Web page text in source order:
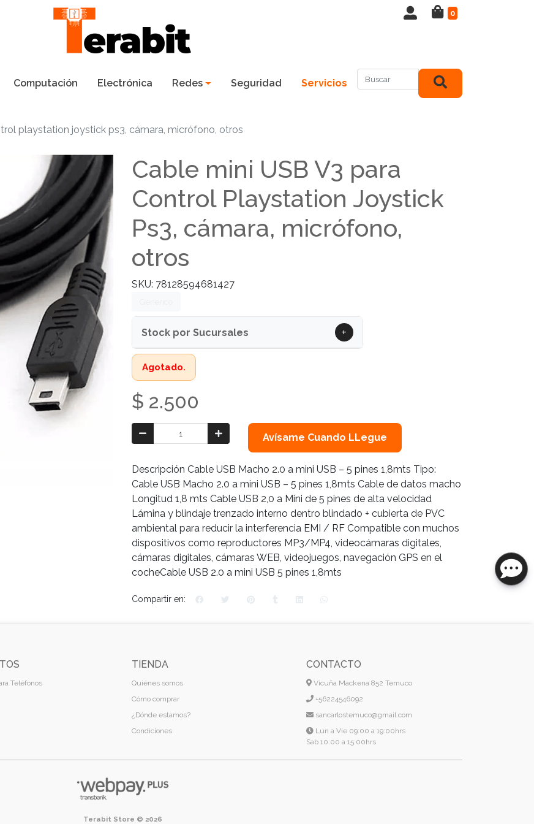
0
Computación Electrónica Redes Seguridad Servicios
playstation joystick ps3, cámara, micrófono, otros
Cable mini USB V3 para
Control Playstation Joystick
Ps3, cámara, micrófono,
otros
SKU: 78128594681427
Stock por Sucursales +
Agotado.
$ 2.500
Avísame Cuando LLegue
Descripción Cable USB Macho 2.0 a mini USB – 5 pines 1,8mts Tipo:
Cable USB Macho 2.0 a mini USB – 5 pines 1,8mts Cable de datos macho
Longitud 1,8 mts Cable USB 2,0 a Mini de 5 pines de alta velocidad
Lámina y blindaje trenzado interno dentro blindado + cubierta de PVC
ambiental para reducir la interferencia EMI / RF Compatible con muchos
dispositivos como reproductores MP3/MP4, videocámaras digitales,
cámaras digitales, cámaras WEB, videojuegos, navegación GPS en el
cocheCable USB 2.0 a mini USB 5 pines 1,8mts
Compartir en:
Teléfonos
TIENDA
Quiénes somos
Cómo comprar
¿Dónde estamos?
Condiciones
CONTACTO
Vicuña Mackena 852 Temuco
+56224546092
sancarlostemuco@gmail.com
Lun a Vie 09:00 a 19:00hrs
Sab 10:00 a 15:00hrs
Terabit Store © 2026